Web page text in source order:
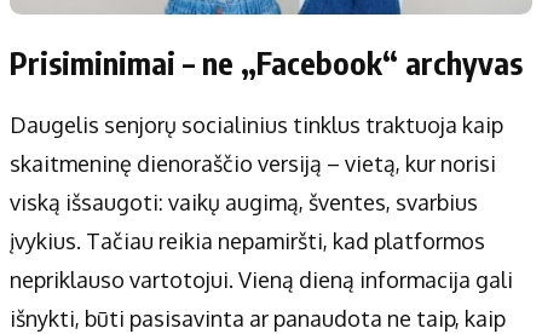
Prisiminimai – ne „Facebook“ archyvas
Daugelis senjorų socialinius tinklus traktuoja kaip
skaitmeninę dienoraščio versiją – vietą, kur norisi
viską išsaugoti: vaikų augimą, šventes, svarbius
įvykius. Tačiau reikia nepamiršti, kad platformos
nepriklauso vartotojui. Vieną dieną informacija gali
išnykti, būti pasisavinta ar panaudota ne taip, kaip